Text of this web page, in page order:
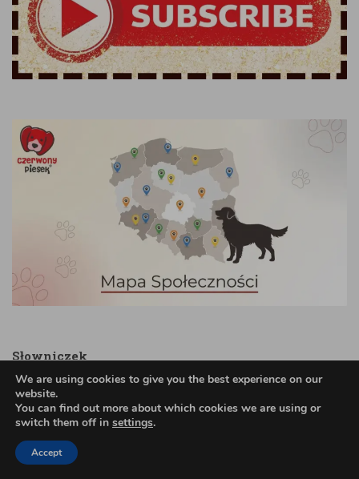
Słowniczek
VIP- Very Important Piesek (bardzo ważny piesek)
opiekun psa, który prowadzi go przez życie.
We are using cookies to give you the best experience on our
website.
You can find out more about which cookies we are using or
switch them off in settings.
Accept